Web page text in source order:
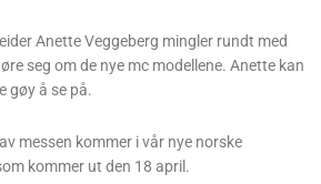
Anette Veggeberg mingler rundt med
seg om de nye mc modellene. Anette kan
gøy å se på.
messen kommer i vår nye norske
kommer ut den 18 april.